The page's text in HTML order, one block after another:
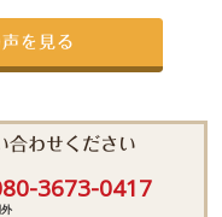
を見る
合わせください
3673-0417
外